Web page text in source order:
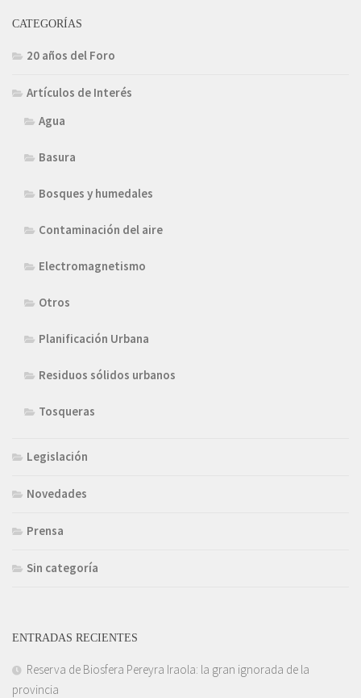
CATEGORÍAS
20 años del Foro
Artículos de Interés
Agua
Basura
Bosques y humedales
Contaminación del aire
Electromagnetismo
Otros
Planificación Urbana
Residuos sólidos urbanos
Tosqueras
Legislación
Novedades
Prensa
Sin categoría
ENTRADAS RECIENTES
Reserva de Biosfera Pereyra Iraola: la gran ignorada de la
provincia